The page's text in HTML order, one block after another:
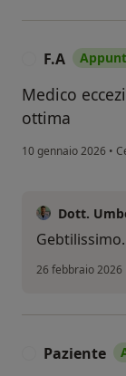
F.A
Medico
ottima
10 gennaio 2026 •
Dott.
26 febbraio 2026
Paziente